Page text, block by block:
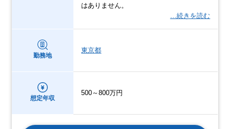
はありません。
…続きを読む
勤務地
東京都
想定年収
500～800万円